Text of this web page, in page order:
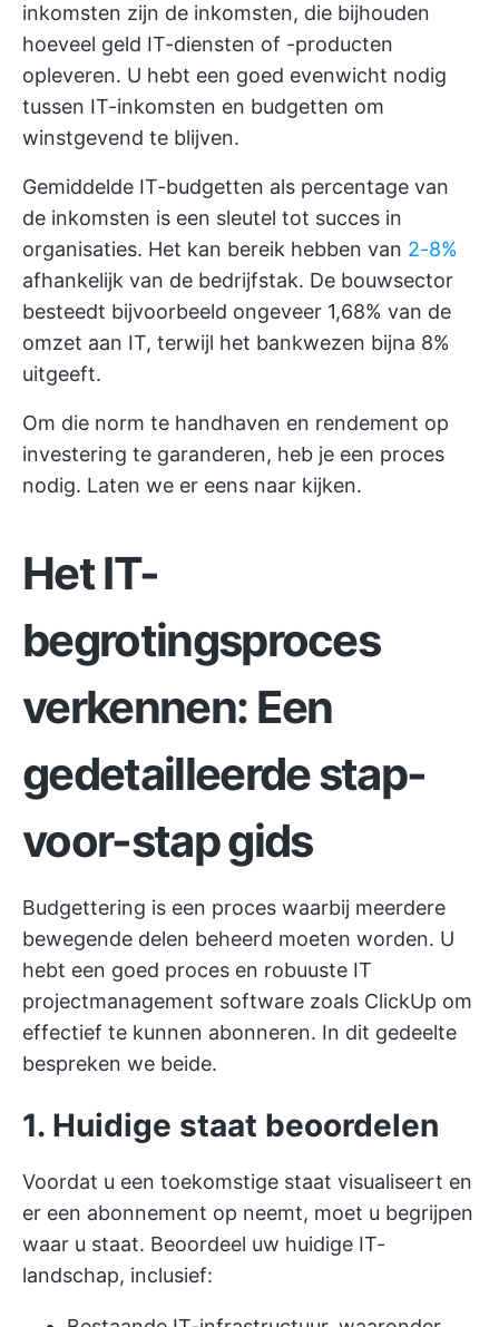
inkomsten zijn de inkomsten, die bijhouden
hoeveel geld IT-diensten of -producten
opleveren. U hebt een goed evenwicht nodig
tussen IT-inkomsten en budgetten om
winstgevend te blijven.
Gemiddelde IT-budgetten als percentage van
de inkomsten is een sleutel tot succes in
organisaties. Het kan bereik hebben van 2-8%
afhankelijk van de bedrijfstak. De bouwsector
besteedt bijvoorbeeld ongeveer 1,68% van de
omzet aan IT, terwijl het bankwezen bijna 8%
uitgeeft.
Om die norm te handhaven en rendement op
investering te garanderen, heb je een proces
nodig. Laten we er eens naar kijken.
Het IT-
begrotingsproces
verkennen: Een
gedetailleerde stap-
voor-stap gids
Budgettering is een proces waarbij meerdere
bewegende delen beheerd moeten worden. U
hebt een goed proces en robuuste IT
projectmanagement software zoals ClickUp om
effectief te kunnen abonneren. In dit gedeelte
bespreken we beide.
1. Huidige staat beoordelen
Voordat u een toekomstige staat visualiseert en
er een abonnement op neemt, moet u begrijpen
waar u staat. Beoordeel uw huidige IT-
landschap, inclusief: